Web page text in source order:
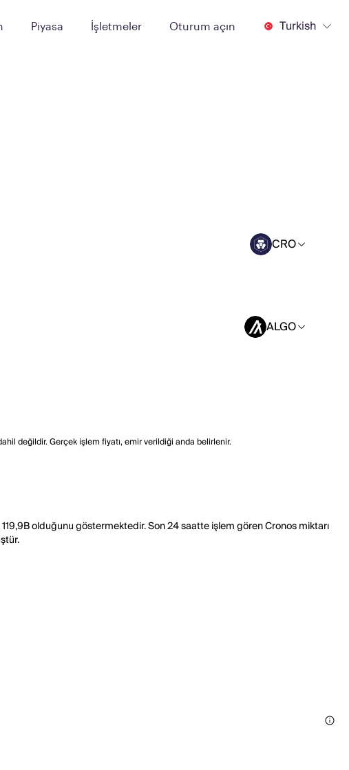
Piyasa İşletmeler Oturum açın Turkish
CRO
ALGO
değildir. Gerçek işlem fiyatı, emir verildiği anda belirlenir.
olduğunu göstermektedir. Son 24 saatte işlem gören Cronos miktarı